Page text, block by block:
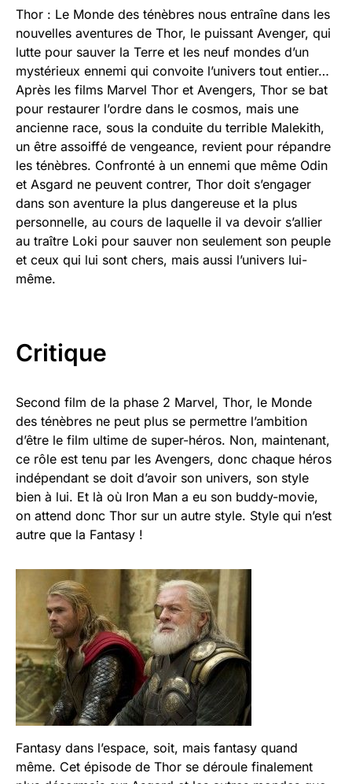
Thor : Le Monde des ténèbres nous entraîne dans les
nouvelles aventures de Thor, le puissant Avenger, qui
lutte pour sauver la Terre et les neuf mondes d’un
mystérieux ennemi qui convoite l’univers tout entier…
Après les films Marvel Thor et Avengers, Thor se bat
pour restaurer l’ordre dans le cosmos, mais une
ancienne race, sous la conduite du terrible Malekith,
un être assoiffé de vengeance, revient pour répandre
les ténèbres. Confronté à un ennemi que même Odin
et Asgard ne peuvent contrer, Thor doit s’engager
dans son aventure la plus dangereuse et la plus
personnelle, au cours de laquelle il va devoir s’allier
au traître Loki pour sauver non seulement son peuple
et ceux qui lui sont chers, mais aussi l’univers lui-
même.
Critique
Second film de la phase 2 Marvel, Thor, le Monde
des ténèbres ne peut plus se permettre l’ambition
d’être le film ultime de super-héros. Non, maintenant,
ce rôle est tenu par les Avengers, donc chaque héros
indépendant se doit d’avoir son univers, son style
bien à lui. Et là où Iron Man a eu son buddy-movie,
on attend donc Thor sur un autre style. Style qui n’est
autre que la Fantasy !
Fantasy dans l’espace, soit, mais fantasy quand
même. Cet épisode de Thor se déroule finalement